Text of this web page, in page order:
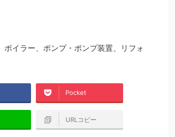
イラー、ポンプ・ポンプ装置、リフォ
Pocket
URLコピー